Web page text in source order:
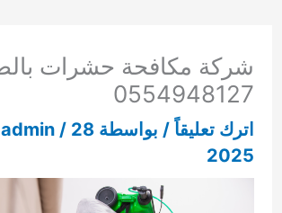
شركة مكافحة حشرات
0554948127
اترك تعليقاً / بواسطة admin /
2025